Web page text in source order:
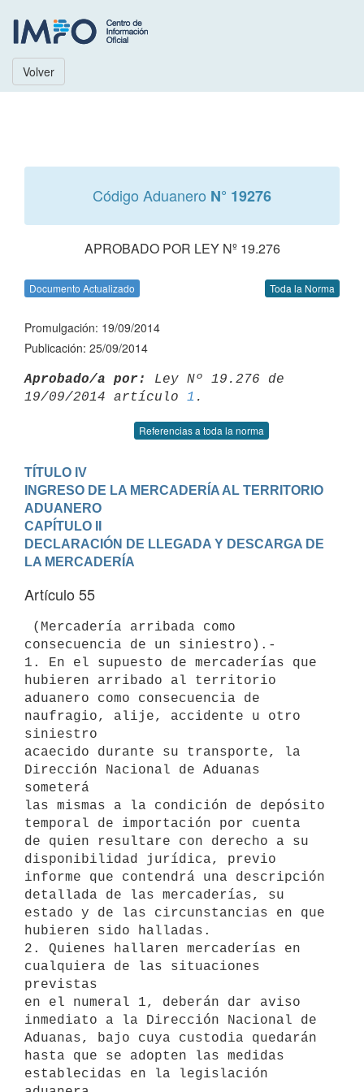
Volver
Código Aduanero N° 19276
APROBADO POR LEY Nº 19.276
Documento Actualizado Toda la Norma
Promulgación: 19/09/2014
Publicación: 25/09/2014
Aprobado/a por:
Ley Nº 19.276 de
19/09/2014 artículo 1
Referencias a toda la norma
TÍTULO IV
INGRESO DE LA MERCADERÍA AL TERRITORIO
ADUANERO
CAPÍTULO II
DECLARACIÓN DE LLEGADA Y DESCARGA DE
LA MERCADERÍA
Artículo 55
consecuencia de un siniestro).-
1. En el supuesto de mercaderías que
hubieren arribado al territorio
aduanero como consecuencia de
naufragio, alije, accidente u otro
siniestro
acaecido durante su transporte, la
Dirección Nacional de Aduanas
someterá
las mismas a la condición de depósito
temporal de importación por cuenta
de quien resultare con derecho a su
disponibilidad jurídica, previo
informe que contendrá una descripción
detallada de las mercaderías, su
estado y de las circunstancias en que
hubieren sido halladas.
2. Quienes hallaren mercaderías en
cualquiera de las situaciones
previstas
en el numeral 1, deberán dar aviso
inmediato a la Dirección Nacional de
Aduanas, bajo cuya custodia quedarán
hasta que se adopten las medidas
establecidas en la legislación